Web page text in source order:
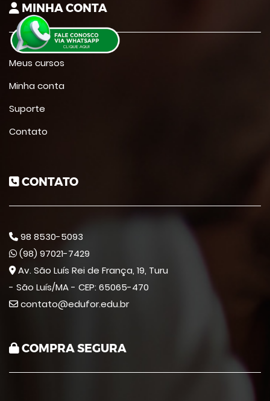
MINHA CONTA
Meus cursos
Minha conta
Suporte
Contato
CONTATO
98 8530-5093
(98) 97021-7429
Av. São Luís Rei de França, 19, Turu
- São Luís/MA - CEP: 65065-470
contato@edufor.edu.br
COMPRA SEGURA